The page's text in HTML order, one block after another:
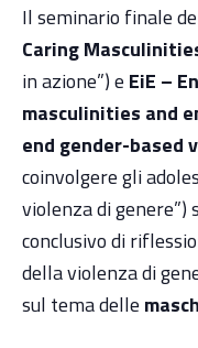
Il seminario finale
Caring
in azione”) e EiE –
masculinities and
end gender-based
coinvolgere gli
violenza di genere”)
conclusivo di
della violenza di
sul tema delle